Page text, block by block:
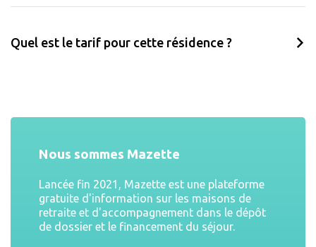
Quel est le tarif pour cette résidence ?
Nous sommes Mazette
Lancée fin 2021, Mazette est une plateforme
gratuite d'information sur les maisons de
retraite et d'accompagnement dans le dépôt
de dossier et le financement du séjour.